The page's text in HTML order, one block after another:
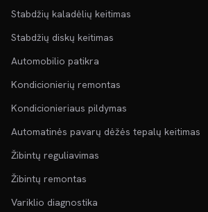
Stabdžių kaladėlių keitimas
Stabdžių diskų keitimas
Automobilio patikra
Kondicionierių remontas
Kondicionieriaus pildymas
Automatinės pavarų dėžės tepalų keitimas
Žibintų reguliavimas
Žibintų remontas
Variklio diagnostika